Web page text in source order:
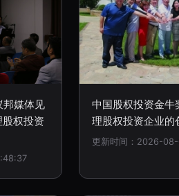
邦媒体见
权投资
中国股权投资金牛
理股权投资企业的
更新时间：2026-